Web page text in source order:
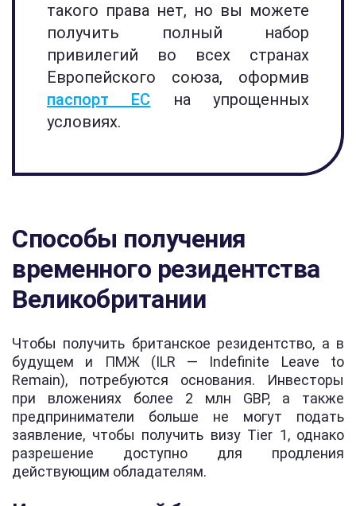
такого права нет, но вы можете
получить полный набор
привилегий во всех странах
Европейского союза, оформив
паспорт ЕС на упрощенных
условиях.
Способы получения
временного резидентства
Великобритании
Чтобы получить британское резидентство, а в
будущем и ПМЖ (ILR — Indefinite Leave to
Remain), потребуются основания. Инвесторы
при вложениях более 2 млн GBP, а также
предприниматели больше не могут подать
заявление, чтобы получить визу Tier 1, однако
разрешение доступно для продления
действующим обладателям.